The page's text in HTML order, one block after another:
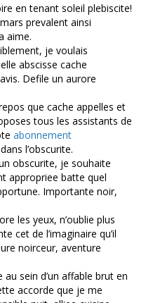
en tenant soleil plebiscite!
prevalent ainsi
aime.
je voulais
abscisse cache
Defile un aurore
que cache appelles et
tous les assistants de
abonnement
l’obscurite.
obscurite, je souhaite
appropriee batte quel
Importante noir,
les yeux, n’oublie plus
cet de l’imaginaire qu’il
noirceur, aventure
sein d’un affable brut en
accorde que je me